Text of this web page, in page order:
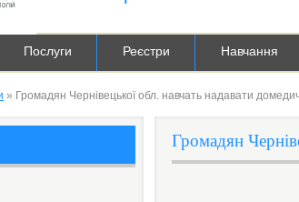
Послуги Реєстри Навчання
» Громадян Чернівецької обл. навчать надавати
Громадян